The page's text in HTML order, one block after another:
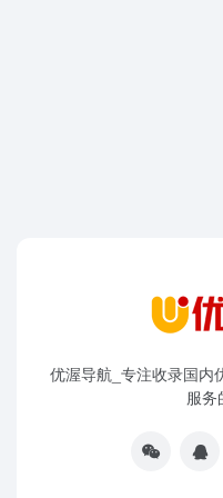
优渥导航_专注收录国内
服务